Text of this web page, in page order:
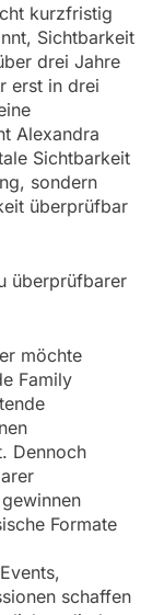
kurzfristig
Sichtbarkeit
drei Jahre
erst in drei
Alexandra
Sichtbarkeit
sondern
überprüfbar
überprüfbarer
möchte
Family
Dennoch
Formate
schaffen